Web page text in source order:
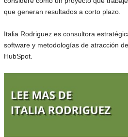
que generan resultados a corto plazo.
Italia Rodriguez es consultora
software y metodologías de atracción
HubSpot.